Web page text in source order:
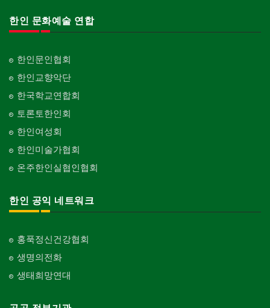
한인 문화예술 연합
한인문인협회
한인교향악단
한국학교연합회
토론토한인회
한인여성회
한인미술가협회
온주한인실협인협회
한인 공익 네트워크
홍푹정신건강협회
생명의전화
생태희망연대